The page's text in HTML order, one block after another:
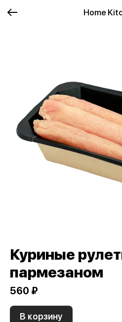
Home
Куриные
пармезаном
560 ₽
В корзину